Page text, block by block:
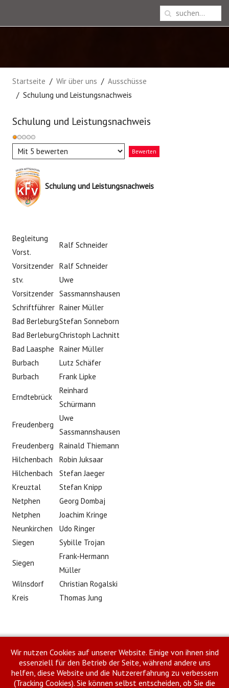
Startseite Wir über uns
Ausschüsse
Schulung und Leistungsnachweis
Schulung und Leistungsnachweis
Bewertung:
Bitte
Schulung und Leistungsnachweis
Begleitung
Vorst.
Ralf Schneider
Vorsitzender Ralf Schneider
stv.
Vorsitzender
Uwe
Sassmannshausen
Schriftführer Rainer Müller
Bad BerleburgStefan Sonneborn
Bad BerleburgChristoph Lachnitt
Bad Laasphe Rainer Müller
Burbach
Lutz Schäfer
Burbach
Frank Lipke
Erndtebrück
Reinhard
Schürmann
Freudenberg
Uwe
Sassmannshausen
Freudenberg
Rainald Thiemann
Hilchenbach
Robin Juksaar
Hilchenbach
Stefan Jaeger
Kreuztal
Stefan Knipp
Netphen
Georg Dombaj
Netphen
Joachim Kringe
Neunkirchen
Udo Ringer
Siegen
Sybille Trojan
Siegen
Frank-Hermann
Müller
Wilnsdorf
Christian Rogalski
Kreis
Thomas Jung
Drucken E-Mail
Weiter
Wir nutzen Cookies auf unserer Website. Einige von ihnen sind
essenziell für den Betrieb der Seite, während andere uns
helfen, diese Website und die Nutzererfahrung zu verbessern
(Tracking Cookies). Sie können selbst entscheiden, ob Sie die